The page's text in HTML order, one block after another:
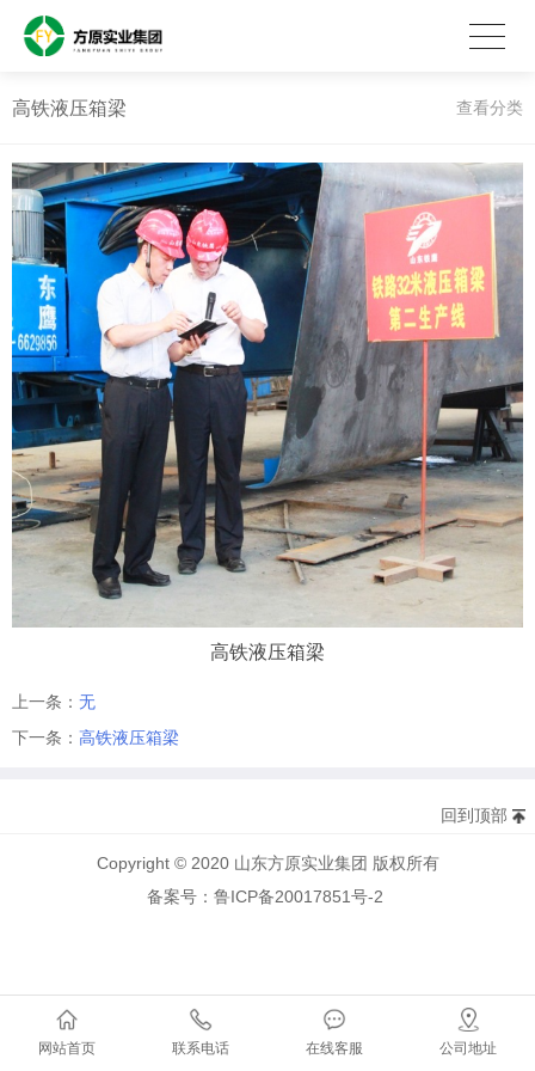
高铁液压箱梁 查看分类
高铁液压箱梁
上一条： 无
下一条： 高铁液压箱梁
网站首页 联系电话 在线客服 公司地址
回到顶部
Copyright © 2020 山东方原实业集团 版权所有
备案号：鲁ICP备20017851号-2